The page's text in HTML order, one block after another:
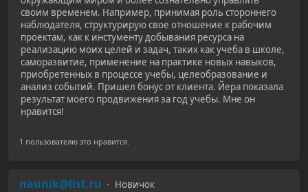
своим временем. Например, принимая роль стороннего
наблюдателя, структурирую свое отношение к рабочим
проектам, как к инстументу добывания ресурса на
реализацию моих целей и задач, таких как учеба в школе,
саморазвитие, применение на практике новых навыков,
приобретенных в процессе учебы, целеобразование и
анализ событий. Пришел бонус от клиента. Йера показала
результат моего продвижения за год учебы. Мне он
нравится!
1 пользователю это нравится.
naunik@list.ru
Новичок